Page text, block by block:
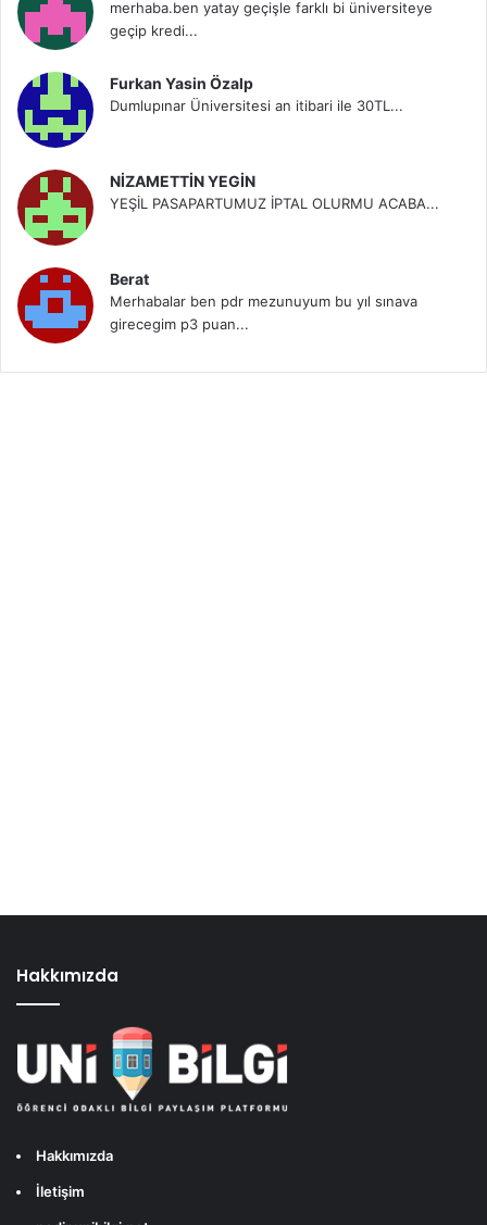
merhaba.ben yatay geçişle farklı bi üniversiteye
geçip kredi...
Furkan Yasin Özalp
Dumlupınar Üniversitesi an itibari ile 30TL...
NİZAMETTİN YEGİN
YEŞİL PASAPARTUMUZ İPTAL OLURMU ACABA...
Berat
Merhabalar ben pdr mezunuyum bu yıl sınava
girecegim p3 puan...
Hakkımızda
Hakkımızda
İletişim